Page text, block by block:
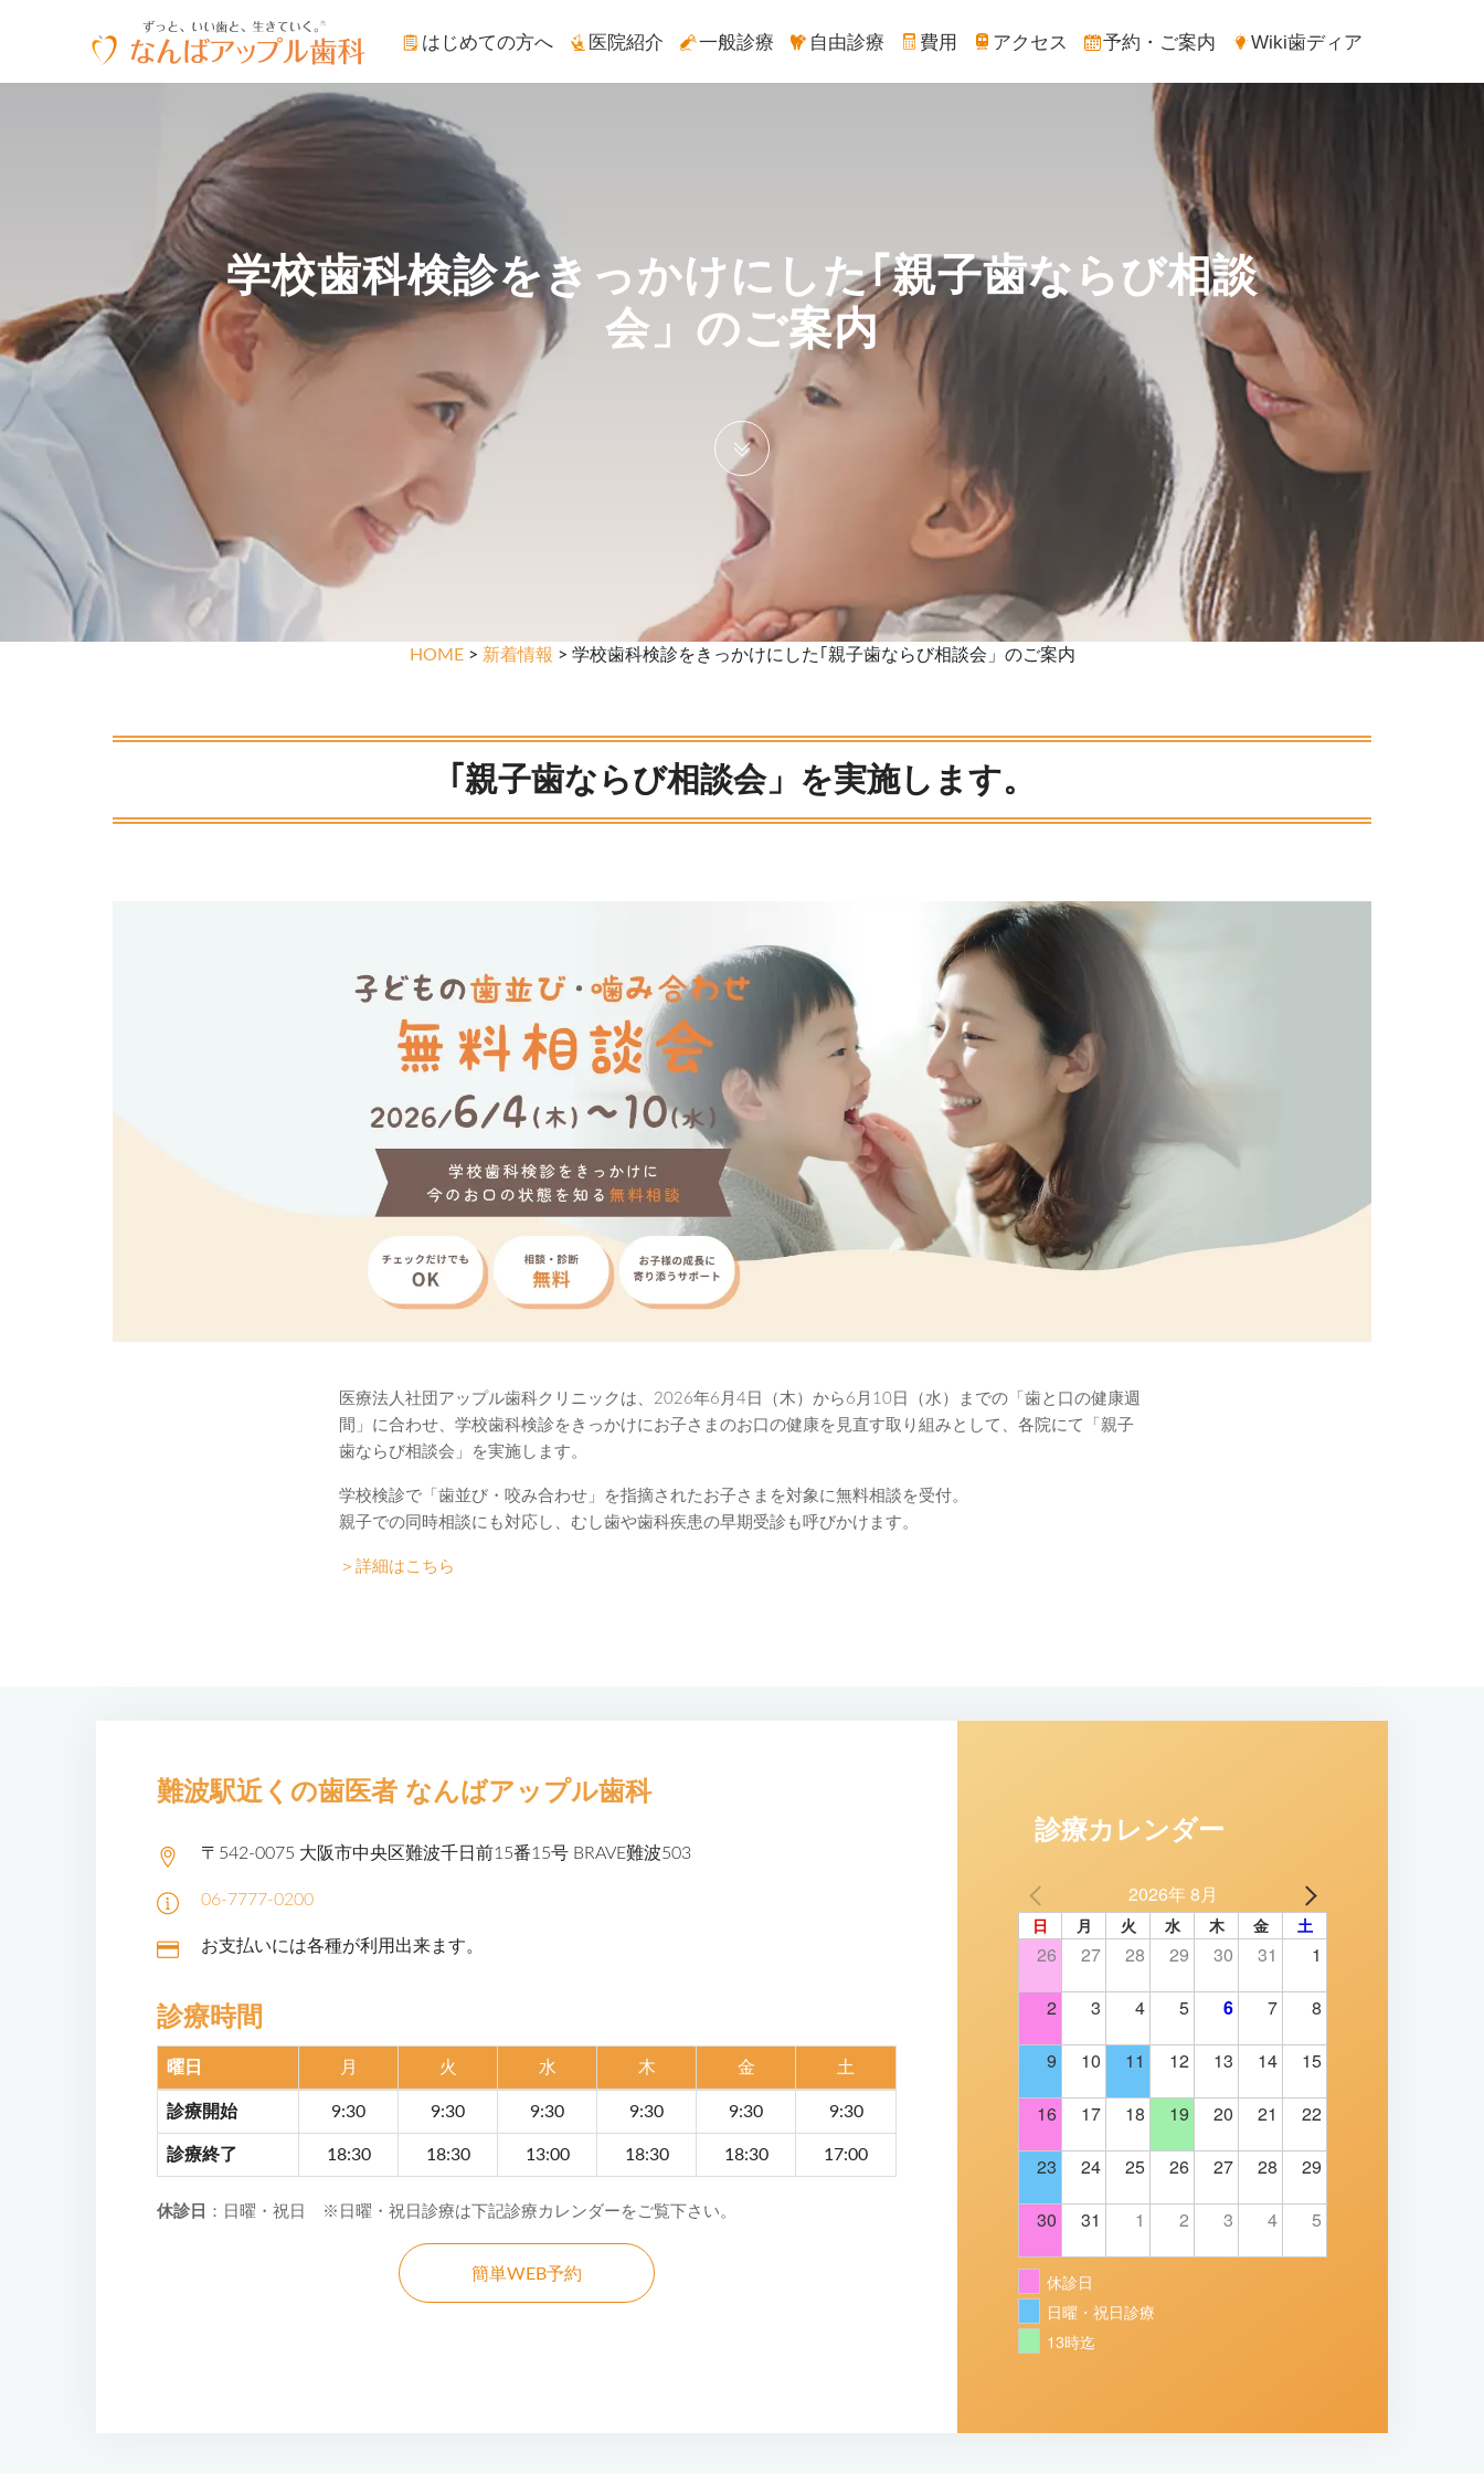
はじめての方へ 医院紹介 一般診療 自由診療 費用 アクセス 予約・ご案内 Wiki歯ディア
学校歯科検診をきっかけにした｢親子歯ならび相談
会」のご案内
HOME> 新着情報 > 学校歯科検診をきっかけにした｢親子歯ならび相談会」のご案内
｢親子歯ならび相談会」を実施します。
医療法人社団アップル歯科クリニックは、2026年6月4日（木）から6月10日（水）までの「歯と口の健康週
間」に合わせ、学校歯科検診をきっかけにお子さまのお口の健康を見直す取り組みとして、各院にて「親子
歯ならび相談会」を実施します。
学校検診で「歯並び・咬み合わせ」を指摘されたお子さまを対象に無料相談を受付。
親子での同時相談にも対応し、むし歯や歯科疾患の早期受診も呼びかけます。
＞詳細はこちら
難波駅近くの歯医者 なんばアップル歯科
〒542-0075 大阪市中央区難波千日前15番15号 BRAVE難波503
06-7777-0200
お支払いには各種が利用出来ます。
診療時間
曜日 月 火 水 木 金 土
診療開始 9:30 9:30 9:30 9:30 9:30 9:30
診療終了 18:30 18:30 13:00 18:30 18:30 17:00
休診日 ：日曜・祝日 ※日曜・祝日診療は下記診療カレンダーをご覧下さい。
簡単WEB予約
診療カレンダー
2026年 8月
日 月 火 水 木 金 土
26 27 28 29 30 31 1
2 3 4 5 6 7 8
9 10 11 12 13 14 15
16 17 18 19 20 21 22
23 24 25 26 27 28 29
30 31 1 2 3 4 5
休診日
日曜・祝日診療
13時迄